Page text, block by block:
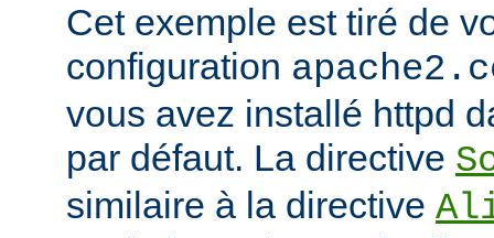
Cet exemple est tiré de
configuration
vous avez installé httpd
par défaut. La directive
similaire à la directive